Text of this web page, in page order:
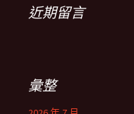
近期留言
彙整